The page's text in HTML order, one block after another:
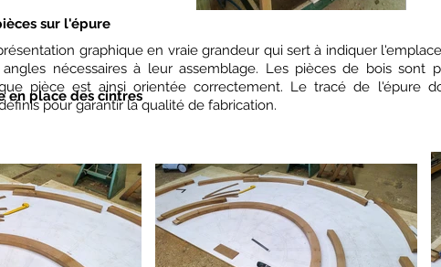
sur l'épure
graphique en vraie grandeur qui sert à indiquer
nécessaires à leur assemblage. Les pièces de bois sont
pièce est ainsi orientée correctement. Le tracé de l'épure
pour garantir la qualité de fabrication.
en place des cintres